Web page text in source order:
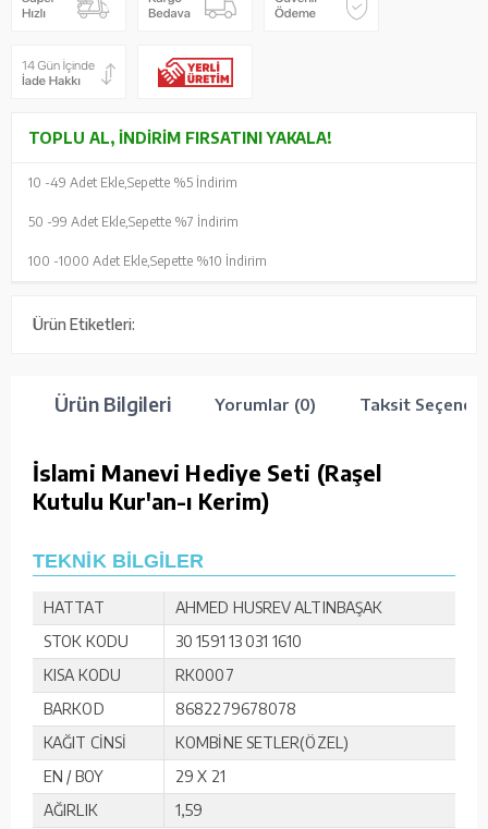
TOPLU AL, İNDIRIM FIRSATINI YAKALA!
10 -49 Adet Ekle, Sepette %5 İndirim
50 -99 Adet Ekle, Sepette %7 İndirim
100 -1000 Adet Ekle, Sepette %10 İndirim
Ürün Etiketleri:
Ürün Bilgileri Yorumlar (0) Taksit
İslami Manevi Hediye Seti (Raşel
Kutulu Kur'an-ı Kerim)
TEKNİK BİLGİLER
HATTAT
AHMED HUSREV ALTINBAŞAK
STOK KODU
30 1591 13 031 1610
KISA KODU
RK0007
BARKOD
8682279678078
KAĞIT CİNSİ
KOMBİNE SETLER(ÖZEL)
EN / BOY
29 X 21
AĞIRLIK
1,59